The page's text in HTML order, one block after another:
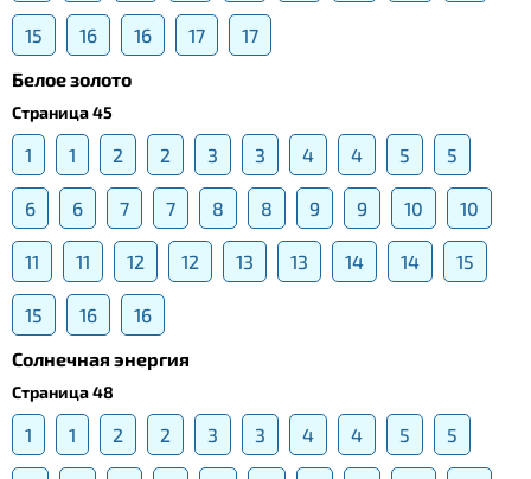
15 16 16 17
17
Белое золото
Страница 45
1 1 2 2 3 3 4 4 5 5
6 6 7 7 8 8 9 9 10 10
11 11 12 12 13 13 14 14 15
15 16
16
Солнечная энергия
Страница 48
1 1 2 2 3 3 4 4 5 5